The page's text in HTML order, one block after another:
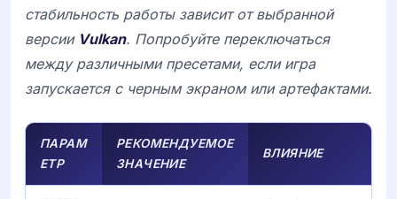
стабильность работы зависит от выбранной
версии Vulkan. Попробуйте переключаться
между различными пресетами, если игра
запускается с черным экраном или артефактами.
ПАРАМ
ЕТР
РЕКОМЕНДУЕМОЕ
ЗНАЧЕНИЕ
ВЛИЯНИЕ